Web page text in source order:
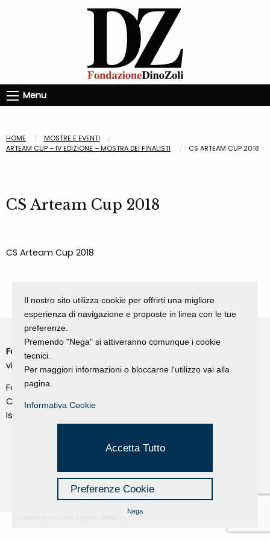
Menu
HOME
MOSTRE E EVENTI
ARTEAM CUP – IV EDIZIONE – MOSTRA DEI FINALISTI
CS ARTEAM CUP 2018
CS Arteam Cup 2018
CS Arteam Cup 2018
Fondazione Dino Zoli
viale Bologna 288, Forlì
Fondo dot. euro 285.000 i.v.
CF e P.IVA 03692820404
Isc.Reg Per.Giu. n. 10404
Privacy Policy
Il nostro sito utilizza cookie per offrirti una migliore
esperienza di navigazione e proposte in linea con le tue
preferenze.
Premendo "Nega" si attiveranno comunque i cookie
tecnici.
Per maggiori informazioni o bloccarne l'utilizzo vai alla
pagina.
Informativa Cookie
Accetta Tutto
Preferenze Cookie
Nega